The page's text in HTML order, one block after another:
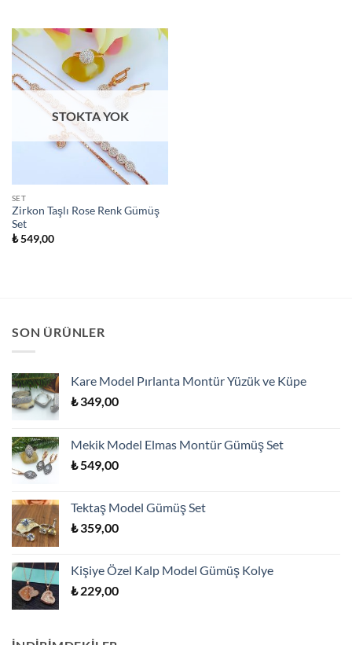
STOKTA YOK
SET
Zirkon Taşlı Rose Renk Gümüş
Set
₺549,00
SON ÜRÜNLER
Kare Model Pırlanta Montür Yüzük ve Küpe
₺349,00
Mekik Model Elmas Montür Gümüş Set
₺549,00
Tektaş Model Gümüş Set
₺359,00
Kişiye Özel Kalp Model Gümüş Kolye
₺229,00